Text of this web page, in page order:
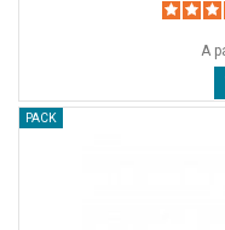
A
PACK